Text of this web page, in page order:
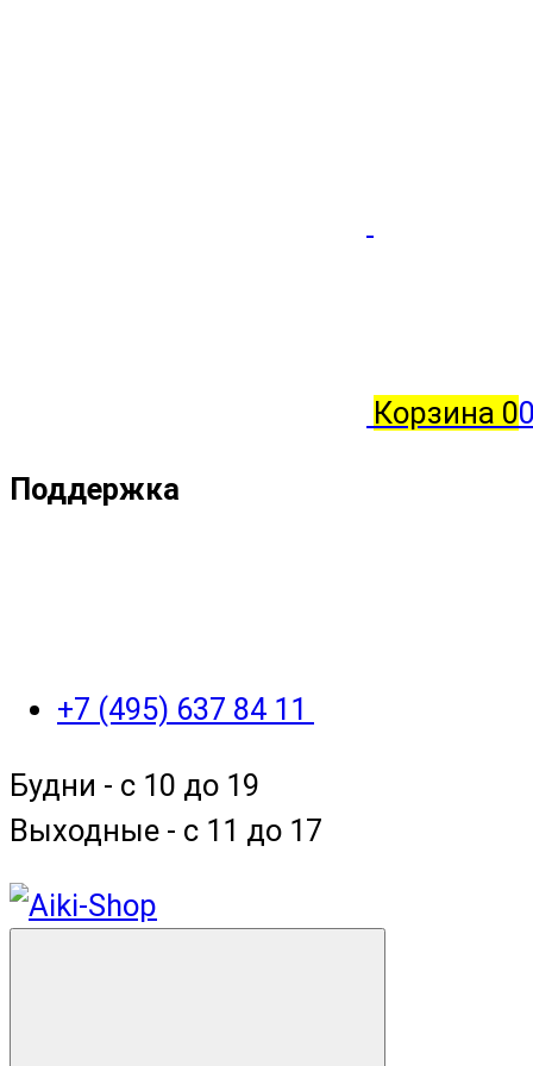
Корзина 0
Поддержка
+7 (495) 637 84 11
Будни - с 10 до 19
Выходные - c 11 до 17